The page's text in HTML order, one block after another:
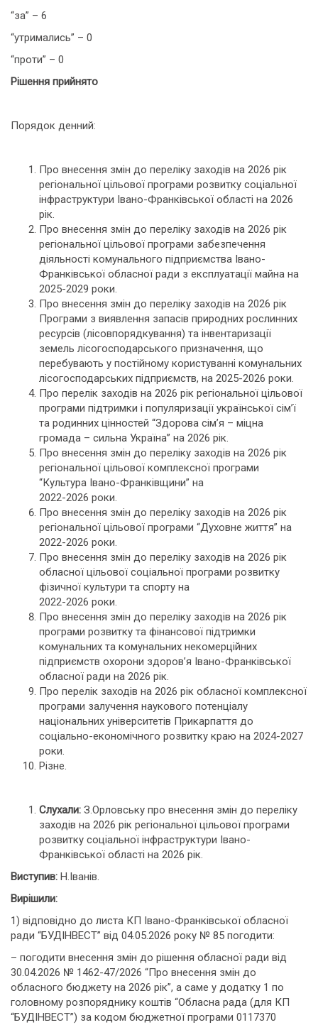
“за” – 6
“утримались” – 0
“проти” – 0
Рішення прийнято
Порядок денний:
Про внесення змін до переліку заходів на 2026 рік
регіональної цільової програми розвитку соціальної
інфраструктури Івано-Франківської області на 2026
рік.
Про внесення змін до переліку заходів на 2026 рік
регіональної цільової програми забезпечення
діяльності комунального підприємства Івано-
Франківської обласної ради з експлуатації майна на
2025-2029 роки.
Про внесення змін до переліку заходів на 2026 рік
Програми з виявлення запасів природних рослинних
ресурсів (лісовпорядкування) та інвентаризації
земель лісогосподарського призначення, що
перебувають у постійному користуванні комунальних
лісогосподарських підприємств, на 2025-2026 роки.
Про перелік заходів на 2026 рік регіональної цільової
програми підтримки і популяризації української сім’ї
та родинних цінностей “Здорова сім’я – міцна
громада – сильна Україна” на 2026 рік.
Про внесення змін до переліку заходів на 2026 рік
регіональної цільової комплексної програми
“Культура Івано-Франківщини” на
2022-2026 роки.
Про внесення змін до переліку заходів на 2026 рік
регіональної цільової програми “Духовне життя” на
2022-2026 роки.
Про внесення змін до переліку заходів на 2026 рік
обласної цільової соціальної програми розвитку
фізичної культури та спорту на
2022-2026 роки.
Про внесення змін до переліку заходів на 2026 рік
програми розвитку та фінансової підтримки
комунальних та комунальних некомерційних
підприємств охорони здоров’я Івано-Франківської
обласної ради на 2026 рік.
Про перелік заходів на 2026 рік обласної комплексної
програми залучення наукового потенціалу
національних університетів Прикарпаття до
соціально-економічного розвитку краю на 2024-2027
роки.
Різне.
Слухали: З.Орловську про внесення змін до переліку
заходів на 2026 рік регіональної цільової програми
розвитку соціальної інфраструктури Івано-
Франківської області на 2026 рік.
Виступив: Н.Іванів.
Вирішили:
1) відповідно до листа КП Івано-Франківської обласної
ради “БУДІНВЕСТ” від 04.05.2026 року № 85 погодити:
– погодити внесення змін до рішення обласної ради від
30.04.2026 № 1462-47/2026 “Про внесення змін до
обласного бюджету на 2026 рік”, а саме у додатку 1 по
головному розпоряднику коштів “Обласна рада (для КП
“БУДІНВЕСТ”) за кодом бюджетної програми 0117370